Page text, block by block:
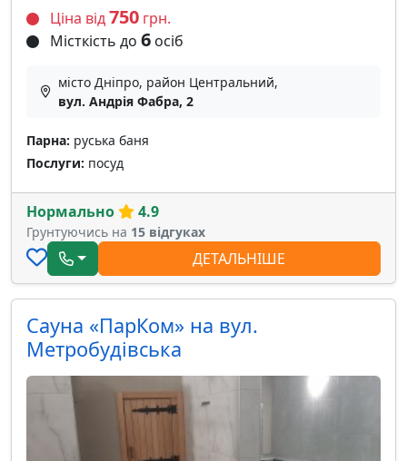
Ціна від750 грн.
Місткість до 6 осіб
місто Дніпро, район Центральний,
вул. Андрія Фабра, 2
Парна: руська баня
Послуги: посуд
Нормально 4.9
Грунтуючись на 15 відгуках
ДЕТАЛЬНІШЕ
Сауна «ПарКом» на вул.
Метробудівська